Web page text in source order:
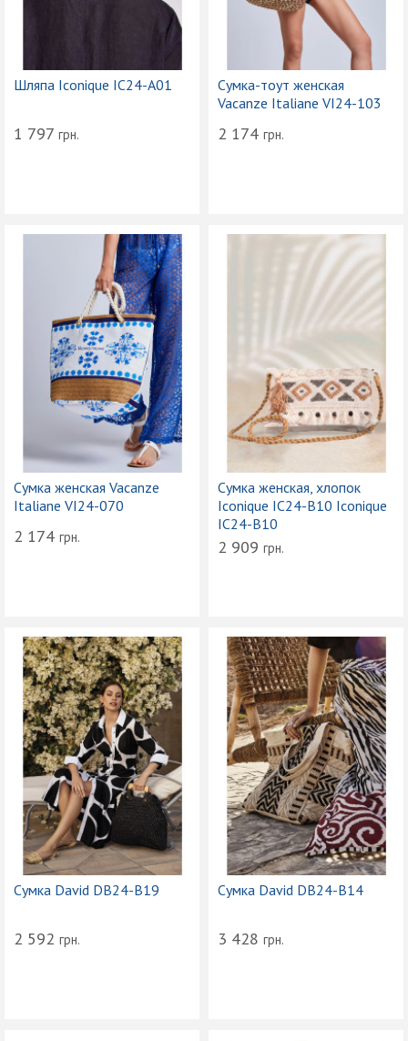
Шляпа Iconique IC24-A01
1 797 грн.
Сумка-тоут женская
Vacanze Italiane VI24-103
2 174 грн.
Сумка женская Vacanze
Italiane VI24-070
2 174 грн.
Сумка женская, хлопок
Iconique IC24-B10 Iconique
IC24-B10
2 909 грн.
Сумка David DB24-B19
2 592 грн.
Сумка David DB24-B14
3 428 грн.